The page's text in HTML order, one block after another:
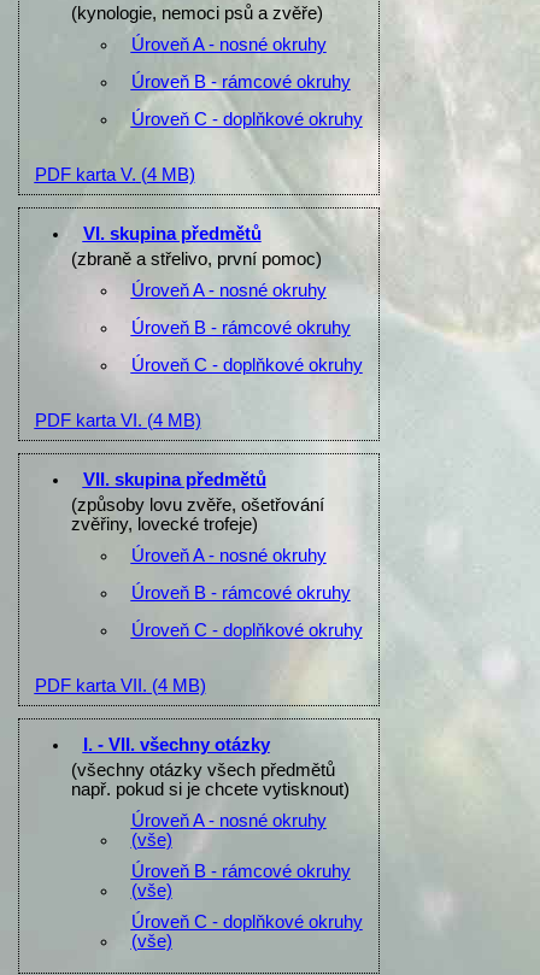
(kynologie, nemoci psů a zvěře)
Úroveň A - nosné okruhy
Úroveň B - rámcové okruhy
Úroveň C - doplňkové okruhy
PDF karta V. (4 MB)
VI. skupina předmětů
(zbraně a střelivo, první pomoc)
Úroveň A - nosné okruhy
Úroveň B - rámcové okruhy
Úroveň C - doplňkové okruhy
PDF karta VI. (4 MB)
VII. skupina předmětů
(způsoby lovu zvěře, ošetřování
zvěřiny, lovecké trofeje)
Úroveň A - nosné okruhy
Úroveň B - rámcové okruhy
Úroveň C - doplňkové okruhy
PDF karta VII. (4 MB)
I. - VII. všechny otázky
(všechny otázky všech předmětů
např. pokud si je chcete vytisknout)
Úroveň A - nosné okruhy
(vše)
Úroveň B - rámcové okruhy
(vše)
Úroveň C - doplňkové okruhy
(vše)